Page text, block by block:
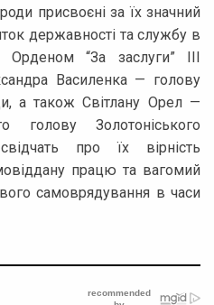
присвоєні за їх значний
державності та службу в
“За заслуги” ІІІ
Василенка — голову
а також Світлану Орел —
голову Золотоніського
про їх вірність
працю та вагомий
самоврядування в часи